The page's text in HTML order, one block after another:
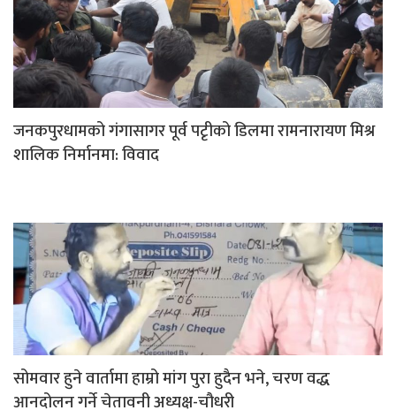
जनकपुरधामको गंगासागर पूर्व पटृीको डिलमा रामनारायण मिश्र
शालिक निर्मानमा: विवाद
सोमवार हुने वार्तामा हाम्रो मांग पुरा हुदैन भने, चरण वद्ध
आनदोलन गर्ने चेतावनी अध्यक्ष-चौधरी